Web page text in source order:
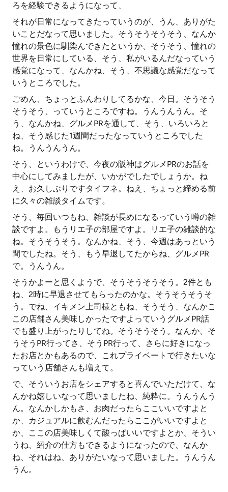
ろを経験できるようになって、
それが日常になってきたっていうのが、うん、ありがた
いことだなって思いました。そうそうそうそう、なんか
憧れの景色に馴染んできたというか、そうそう、憧れの
世界を日常にしている、そう、私がいるんだなっていう
感覚になって、なんかね、そう、不思議な感覚だなって
いうところでした。
ごめん、ちょっとふんわりしてるかな、今日。そうそう
そうそう、っていうところですね。うんうんうん。そ
う、なんかね、グルメPRを通して、そう、いろいろと
ね、そう感じた1週間だったなっていうところでした
ね。うんうんうん。
そう、というわけで、今夜の阪神はグルメPRのお話を
中心にしてみましたが、いかがでしたでしょうか。ね
え、お久しぶりですタイフネ。ねえ、ちょっと締める前
に久々の雑談タイムです。
そう、毎回いつもね、雑談が長めになるっていう噂の雑
談ですよ。もうリエ子の部屋ですよ。リエ子の雑談的な
ね。そうそうそう。なんかね、そう、今週はあっという
間でしたね。そう、もう早退してたからね、グルメPR
で。うんうん。
そうかよーと思くようで、そうそうそうそう。2件とも
ね、2時に早退させてもらったのかな。そうそうそうそ
う。でね、イキメン上司様ともね、そうそう、なんかこ
この店舗さん美味しかったですよっていうグルメPR話
でも盛り上がったりしてね。そうそうそう。なんか、そ
うそうPR行ってさ、そうPR行って、さらに好きになっ
たお店とかもあるので、これプライベートで行きたいな
っていう店舗さんも増えて。
で、そういうお店をシェアすると喜んでいただけて、な
んかね嬉しいなって思いましたね、純粋に。うんうんう
ん。なんかしかもさ、お肉だったらここいいですよと
か、カジュアルに飲むんだったらここがいいですよと
か、ここの店美味しくて酸っぱいいですよとか、そうい
うね、紹介の仕方もできるようになったので、なんか
ね、それはね、ありがたいなって思いました。うんうん
うん。